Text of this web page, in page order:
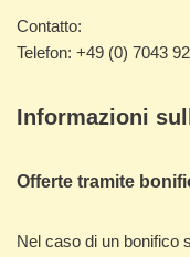
Contatto:
Telefon: +49 (0) 7043
Informazioni
Offerte tramite
Nel caso di un bonifico